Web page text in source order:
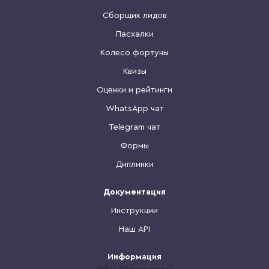
Сборщик лидов
Пасхалки
Колесо фортуны
Квизы
Оценки и рейтинги
WhatsApp чат
Telegram чат
Формы
Диплинки
Документация
Инструкции
Наш API
Информация